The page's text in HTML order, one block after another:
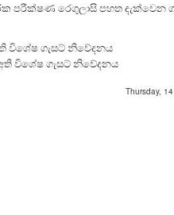
පරීක්ෂණ රෙගුලාසි පහත දැක්වෙන
විශේෂ ගැසට් නිවේදනය
අති විශේෂ ගැසට් නිවේදනය
Thursday,